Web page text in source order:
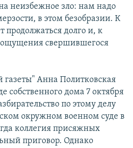
неизбежное зло: нам надо
в этом безобразии. К
продолжаться долго и, к
свершившегося
газеты" Анна Политковская
собственного дома 7 октября
по этому делу
окружном военном суде в
коллегия присяжных
приговор. Однако